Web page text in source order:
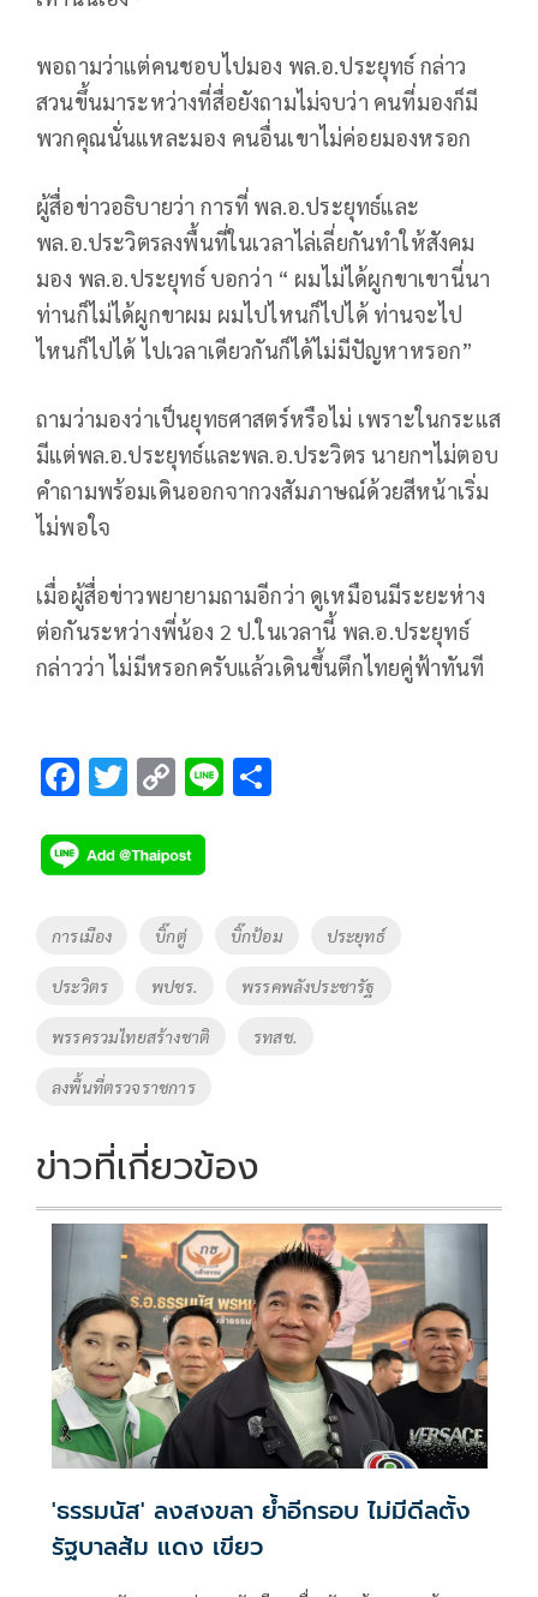
พอถามว่าแต่คนชอบไปมอง พล.อ.ประยุทธ์ กล่าว
สวนขึ้นมาระหว่างที่สื่อยังถามไม่จบว่า คนที่มองก็มี
พวกคุณนั่นแหละมอง คนอื่นเขาไม่ค่อยมองหรอก
ผู้สื่อข่าวอธิบายว่า การที่ พล.อ.ประยุทธ์และ
พล.อ.ประวิตรลงพื้นที่ในเวลาไล่เลี่ยกันทำให้สังคม
มอง พล.อ.ประยุทธ์ บอกว่า “ ผมไม่ได้ผูกขาเขานี่นา
ท่านก็ไม่ได้ผูกขาผม ผมไปไหนก็ไปได้ ท่านจะไป
ไหนก็ไปได้ ไปเวลาเดียวกันก็ได้ไม่มีปัญหาหรอก”
ถามว่ามองว่าเป็นยุทธศาสตร์หรือไม่ เพราะในกระแส
มีแต่พล.อ.ประยุทธ์และพล.อ.ประวิตร นายกฯไม่ตอบ
คำถามพร้อมเดินออกจากวงสัมภาษณ์ด้วยสีหน้าเริ่ม
ไม่พอใจ
เมื่อผู้สื่อข่าวพยายามถามอีกว่า ดูเหมือนมีระยะห่าง
ต่อกันระหว่างพี่น้อง 2 ป.ในเวลานี้ พล.อ.ประยุทธ์
กล่าวว่า ไม่มีหรอกครับแล้วเดินขึ้นตึกไทยคู่ฟ้าทันที
F
e
b
o
o
k
T
tt
er
C
p
y
Li
k
Li
Tags
การเมือง บิ๊กตู่ บิ๊กป้อม ประยุทธ์
ประวิตร พปชร. พรรคพลังประชารัฐ
พรรครวมไทยสร้างชาติ รทสช.
ลงพื้นที่ตรวจราชการ
ข่าวที่เกี่ยวข้อง
'ธรรมนัส' ลงสงขลา ย้ำอีกรอบ ไม่มีดีลตั้ง
รัฐบาลส้ม แดง เขียว